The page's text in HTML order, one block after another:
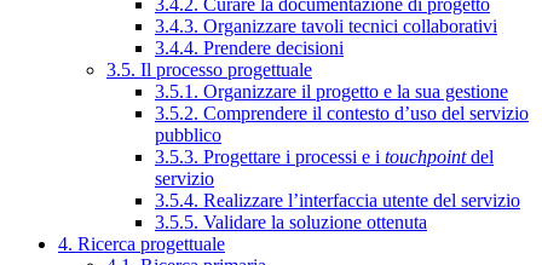
3.4.2. Curare la documentazione di progetto
3.4.3. Organizzare tavoli tecnici collaborativi
3.4.4. Prendere decisioni
3.5. Il processo progettuale
3.5.1. Organizzare il progetto e la sua gestione
3.5.2. Comprendere il contesto d’uso del servizio
pubblico
3.5.3. Progettare i processi e i touchpointdel
servizio
3.5.4. Realizzare l’interfaccia utente del servizio
3.5.5. Validare la soluzione ottenuta
4. Ricerca progettuale